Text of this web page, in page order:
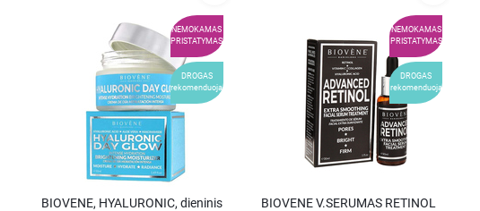
NEMOKAMAS
PRISTATYMAS
DROGAS
rekomenduoja
BIOVENE, HYALURONIC, dieninis
NEMOKAMAS
PRISTATYMAS
DROGAS
rekomenduoja
BIOVENE V.SERUMAS RETINOL